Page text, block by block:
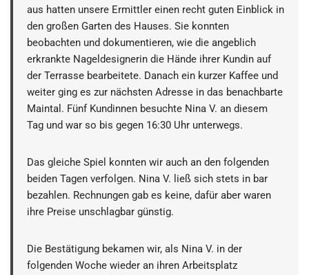
aus hatten unsere Ermittler einen recht guten Einblick in
den großen Garten des Hauses. Sie konnten
beobachten und dokumentieren, wie die angeblich
erkrankte Nageldesignerin die Hände ihrer Kundin auf
der Terrasse bearbeitete. Danach ein kurzer Kaffee und
weiter ging es zur nächsten Adresse in das benachbarte
Maintal. Fünf Kundinnen besuchte Nina V. an diesem
Tag und war so bis gegen 16:30 Uhr unterwegs.
Das gleiche Spiel konnten wir auch an den folgenden
beiden Tagen verfolgen. Nina V. ließ sich stets in bar
bezahlen. Rechnungen gab es keine, dafür aber waren
ihre Preise unschlagbar günstig.
Die Bestätigung bekamen wir, als Nina V. in der
folgenden Woche wieder an ihren Arbeitsplatz